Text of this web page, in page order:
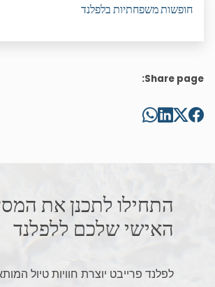
חופשות משפחתיות בלפלנד
Share page:
התחילו לתכנן את
האישי שלכם ללפלנד
לפלנד פרייבט יוצרת חוויות טיול